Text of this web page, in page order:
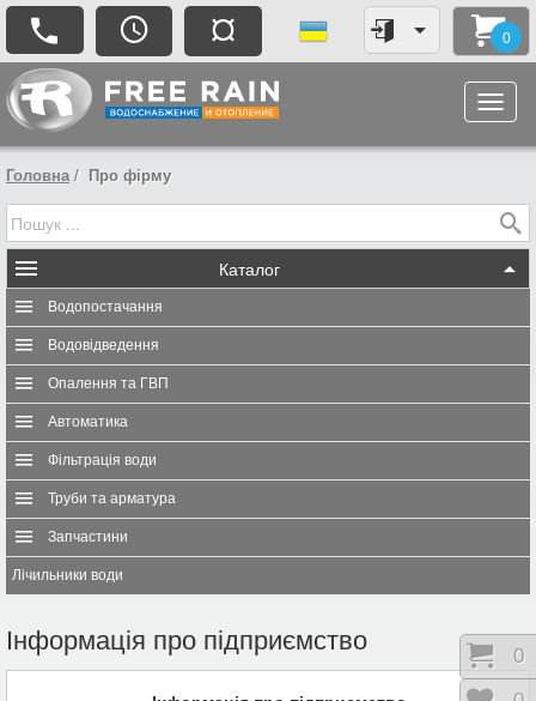
¤ 0
Головна Про фірму
Каталог
Водопостачання
Водовідведення
Опалення та ГВП
Автоматика
Фільтрація води
Труби та арматура
Запчастини
Лічильники води
Інформація про підприємство 0